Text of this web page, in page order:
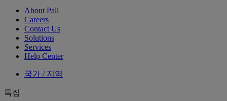
About Pall
Careers
Contact Us
Solutions
Services
Help Center
국가 / 지역
특집